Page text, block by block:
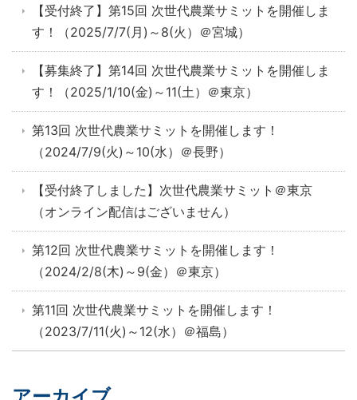
【受付終了】第15回 次世代農業サミットを開催しま
す！（2025/7/7(月)～8(火）＠宮城）
【募集終了】第14回 次世代農業サミットを開催しま
す！（2025/1/10(金)～11(土）＠東京）
第13回 次世代農業サミットを開催します！
（2024/7/9(火)～10(水）＠長野）
【受付終了しました】次世代農業サミット＠東京
（オンライン配信はございません）
第12回 次世代農業サミットを開催します！
（2024/2/8(木)～9(金）＠東京）
第11回 次世代農業サミットを開催します！
（2023/7/11(火)～12(水）＠福島）